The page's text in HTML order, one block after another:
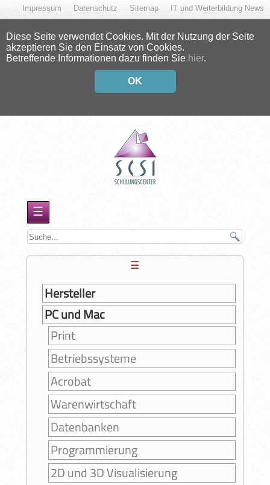
IT und Weiterbildung News
Sitemap
Datenschutz
Impressum
Diese Seite verwendet Cookies. Mit der Nutzung der Seite
akzeptieren Sie den Einsatz von Cookies.
Betreffende Informationen dazu finden Sie hier.
OK
☰
☰
Hersteller
PC und Mac
Print
Betriebssysteme
Acrobat
Warenwirtschaft
Datenbanken
Programmierung
2D und 3D Visualisierung